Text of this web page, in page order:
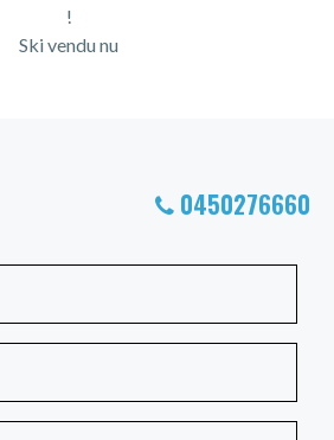
!
Ski vendu nu
0450276660